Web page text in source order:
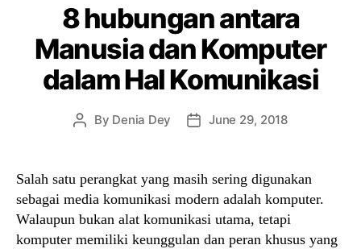
8 hubungan antara
Manusia dan Komputer
dalam Hal Komunikasi
Post
By Denia Dey
PostJune 29, 2018
Salah satu perangkat yang masih sering digunakan
sebagai media komunikasi modern adalah komputer.
Walaupun bukan alat komunikasi utama, tetapi
komputer memiliki keunggulan dan peran khusus yang